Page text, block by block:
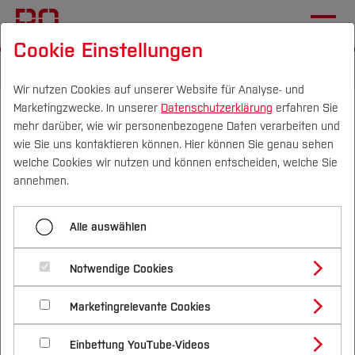
Campus Personen DE|EN Quicklinks
Studium
Studienangebote
Bachelorstudiengänge
Masterstudiengänge
Vor dem Studium
Bewerben & Einschreiben
Bewerbungsportal
Im Studium
Studienbüros und Prüfungen
Nach dem Studium
Forschung & Transfer
Profil
Forschungs- und Transferprofil
Schwerpunkte (FuT)
Beratung & Förderung
Nachhaltigkeit
Nachhaltigkeit studieren
International
Wenn aus Ideen
Wirklichkeit wird
15.05.2026
Video Premiere - Hands-on Zukunft:
Aktive Lehre in der neuen
Montagelinie
Cookie Einstellungen
Wir nutzen Cookies auf unserer Website für Analyse- und
Marketingzwecke. In unserer Datenschutzerklärung erfahren Sie
mehr darüber, wie wir personenbezogene Daten verarbeiten und
wie Sie uns kontaktieren können. Hier können Sie genau sehen
welche Cookies wir nutzen und können entscheiden, welche Sie
annehmen.
Alle auswählen
Notwendige Cookies
Marketingrelevante Cookies
Einbettung YouTube-Videos